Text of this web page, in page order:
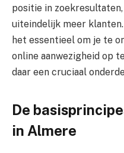
positie in
uiteindelijk meer
het essentieel om je te
online aanwezigheid op
daar een cruciaal
De
in Almere